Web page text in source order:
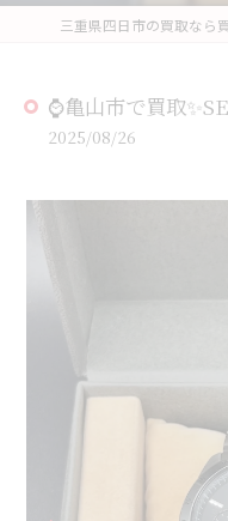
⌚亀山市で買取
2025/08/26